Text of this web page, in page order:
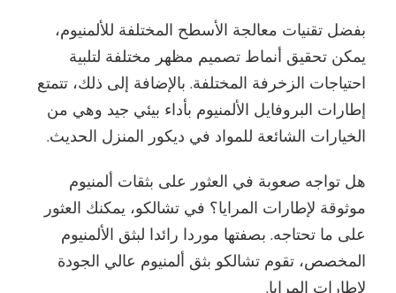
بفضل تقنيات معالجة الأسطح المختلفة للألمنيوم،
يمكن تحقيق أنماط تصميم مظهر مختلفة لتلبية
احتياجات الزخرفة المختلفة. بالإضافة إلى ذلك، تتمتع
إطارات البروفايل الألمنيوم بأداء بيئي جيد وهي من
الخيارات الشائعة للمواد في ديكور المنزل الحديث.
هل تواجه صعوبة في العثور على بثقات ألمنيوم
موثوقة لإطارات المرايا؟ في تشالكو، يمكنك العثور
على ما تحتاجه. بصفتها موردا رائدا لبثق الألمنيوم
المخصص، تقوم تشالكو بثق ألمنيوم عالي الجودة